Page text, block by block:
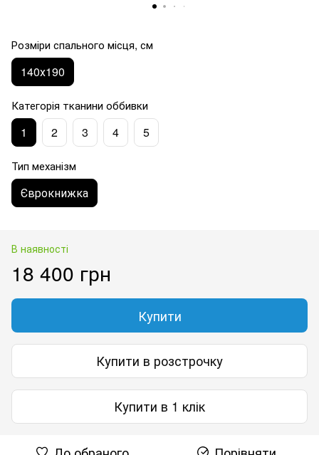
Розміри спального місця, см
140х190
Категорія тканини оббивки
1 2 3 4 5
Тип механізм
Єврокнижка
В наявності
18 400 грн
Купити
Купити в розстрочку
Купити в 1 клік